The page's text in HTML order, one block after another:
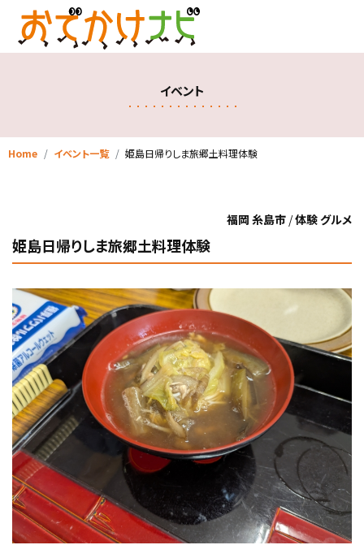
イベント
Home イベント一覧 姫島日帰りしま旅郷土料理体験
福岡 糸島市 /体験 グルメ
姫島日帰りしま旅郷土料理体験